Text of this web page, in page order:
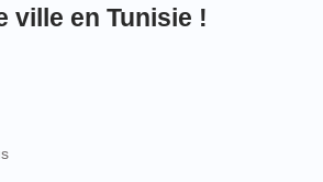
ville en Tunisie !